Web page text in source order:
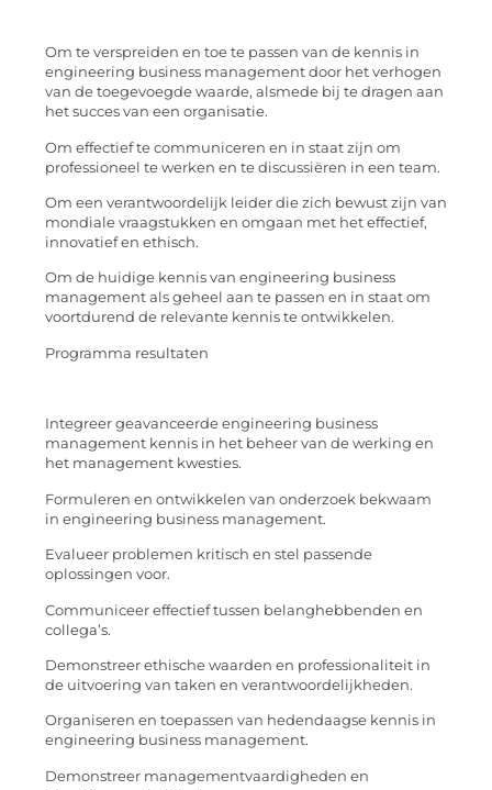
Om te verspreiden en toe te passen van de kennis in
engineering business management door het verhogen
van de toegevoegde waarde, alsmede bij te dragen aan
het succes van een organisatie.
Om effectief te communiceren en in staat zijn om
professioneel te werken en te discussiëren in een team.
Om een verantwoordelijk leider die zich bewust zijn van
mondiale vraagstukken en omgaan met het effectief,
innovatief en ethisch.
Om de huidige kennis van engineering business
management als geheel aan te passen en in staat om
voortdurend de relevante kennis te ontwikkelen.
Programma resultaten
Integreer geavanceerde engineering business
management kennis in het beheer van de werking en
het management kwesties.
Formuleren en ontwikkelen van onderzoek bekwaam
in engineering business management.
Evalueer problemen kritisch en stel passende
oplossingen voor.
Communiceer effectief tussen belanghebbenden en
collega’s.
Demonstreer ethische waarden en professionaliteit in
de uitvoering van taken en verantwoordelijkheden.
Organiseren en toepassen van hedendaagse kennis in
engineering business management.
Demonstreer managementvaardigheden en